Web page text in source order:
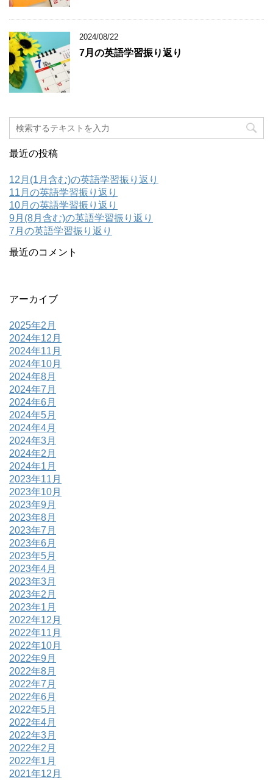
2024/08/22
7月の英語学習振り返り
最近の投稿
12月(1月含む)の英語学習振り返り
11月の英語学習振り返り
10月の英語学習振り返り
9月(8月含む)の英語学習振り返り
7月の英語学習振り返り
最近のコメント
アーカイブ
2025年2月
2024年12月
2024年11月
2024年10月
2024年8月
2024年7月
2024年6月
2024年5月
2024年4月
2024年3月
2024年2月
2024年1月
2023年11月
2023年10月
2023年9月
2023年8月
2023年7月
2023年6月
2023年5月
2023年4月
2023年3月
2023年2月
2023年1月
2022年12月
2022年11月
2022年10月
2022年9月
2022年8月
2022年7月
2022年6月
2022年5月
2022年4月
2022年3月
2022年2月
2022年1月
2021年12月